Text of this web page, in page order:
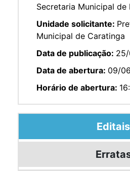
Secretaria Municipal de
Unidade solicitante:
Municipal de Caratinga
Data de publicação:
Data de abertura: 09/
Horário de abertura:
Editais